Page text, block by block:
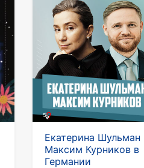
Екатерина Шульман
Максим Курников в
Германии